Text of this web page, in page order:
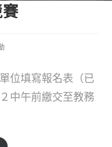
位填寫報名表（已
中午前繳交至教務